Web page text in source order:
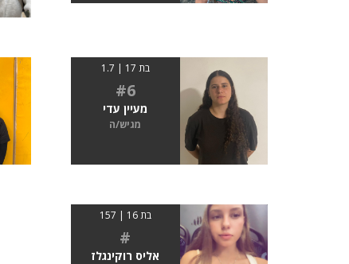
בת 17 | 1.7
#6
מעיין עדי
מגיש/ה
בת 16 | 157
#
אליס רוקינגלז